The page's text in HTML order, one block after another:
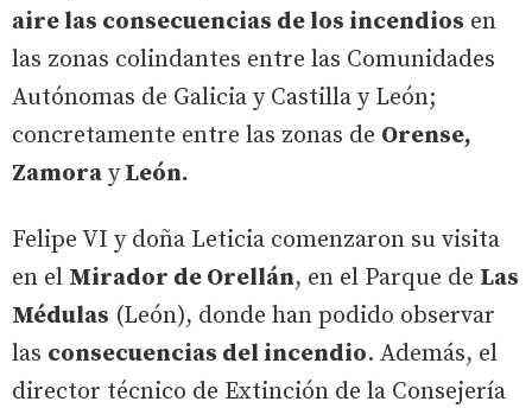
aire las consecuencias de los incendios en
las zonas colindantes entre las Comunidades
Autónomas de Galicia y Castilla y León;
concretamente entre las zonas de Orense,
Zamora yLeón.
Felipe VI y doña Leticia comenzaron su visita
en el Mirador de Orellán, en el Parque de Las
Médulas (León), donde han podido observar
las consecuencias del incendio. Además, el
director técnico de Extinción de la Consejería